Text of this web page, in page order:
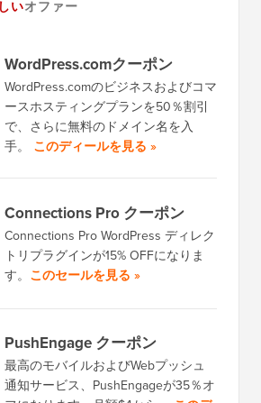
いオファー
WordPress.comクーポン
WordPress.comのビジネスおよびコマ
ースホスティングプランを50％割引
で、さらに無料のドメイン名を入
手。 このディールを見る »
Connections Pro クーポン
Connections Pro WordPress ディレク
トリプラグインが15% OFFになりま
す。 このセールを見る »
PushEngage クーポン
最高のモバイルおよびWebプッシュ
通知サービス、PushEngageが35％オ